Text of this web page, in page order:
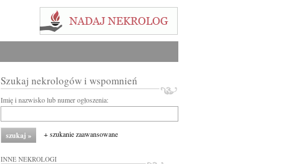
Szukaj nekrologów i wspomnień
Imię i nazwisko lub numer ogłoszenia:
+ szukanie zaawansowane
INNE NEKROLOGI